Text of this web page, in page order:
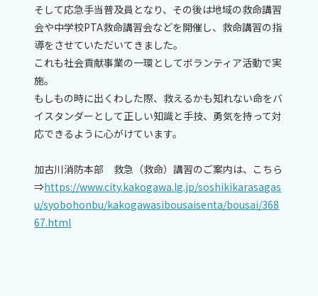
そして応急手当普及員となり、その後は地域の救命講習
会や中学校PTA救命講習会などを開催し、救命講習の指
導をさせていただいてきました。
これも社会貢献事業の一環としてボランティア活動で実
施。
もしもの時に出くわした際、救えるかも知れない命をバ
イスタンダーとして正しい知識と手技、勇気を持って対
応できるように心がけています。
加古川消防本部 救急（救命）講習のご案内は、こちら
⇒https://www.city.kakogawa.lg.jp/soshikikarasagas
u/syobohonbu/kakogawasibousaisenta/bousai/368
67.html